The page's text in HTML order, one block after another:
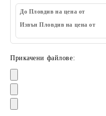
До Пловдив на цена от
Извън Пловдив на цена от
Прикачени файлове: